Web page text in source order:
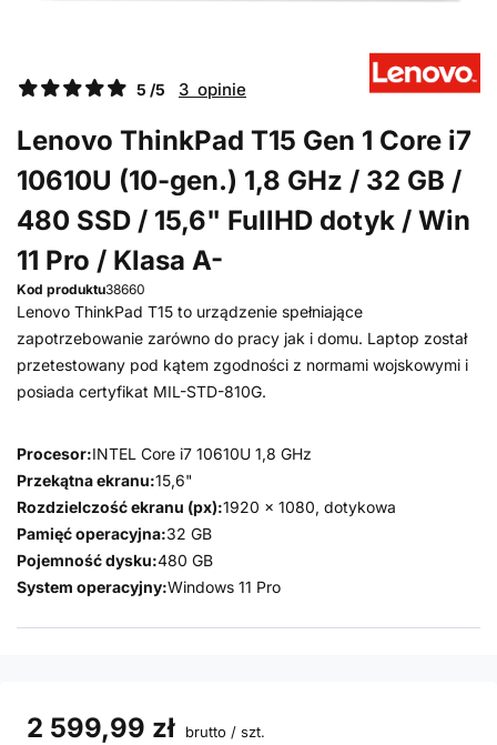
5 /5 3 opinie
Lenovo ThinkPad T15 Gen 1 Core i7
10610U (10-gen.) 1,8 GHz / 32 GB /
480 SSD / 15,6" FullHD dotyk / Win
11 Pro / Klasa A-
Kod produktu38660
Lenovo ThinkPad T15 to urządzenie spełniające
zapotrzebowanie zarówno do pracy jak i domu. Laptop został
przetestowany pod kątem zgodności z normami wojskowymi i
posiada certyfikat MIL-STD-810G.
Procesor:INTEL Core i7 10610U 1,8 GHz
Przekątna ekranu:15,6"
Rozdzielczość ekranu (px):1920 x 1080, dotykowa
Pamięć operacyjna:32 GB
Pojemność dysku:480 GB
System operacyjny:Windows 11 Pro
2 599,99 zł brutto / szt.